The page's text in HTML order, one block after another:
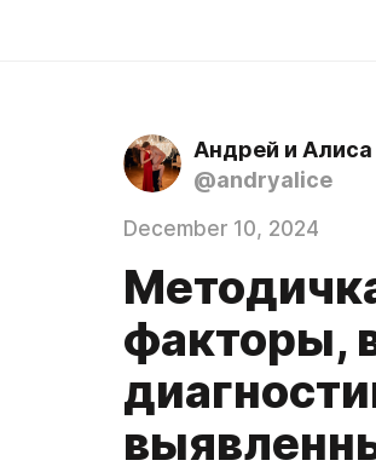
Андрей и
@andryalice
December 10, 2024
факторы,